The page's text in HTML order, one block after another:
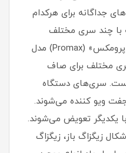
جداگانه برای هرکدام
با چند سری مختلف
استفاده کرد. حالت‌دهنده مو «پرومکس» (Promax) مدل
سری مختلف برای صاف
سری‌های دستگاه
ویو کننده می‌شوند.
یکدیگر تعویض می‌شوند.
زیگزاگ باز، زیگزاگ